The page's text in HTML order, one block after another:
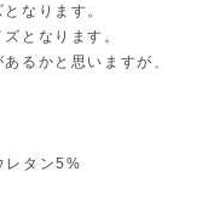
なります。
となります。
るかと思いますが、
レタン5%